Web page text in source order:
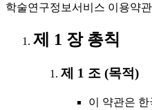
학술연구정보서비스 이용약
제 1 장 총칙
제 1 조 (목적)
이 약관은